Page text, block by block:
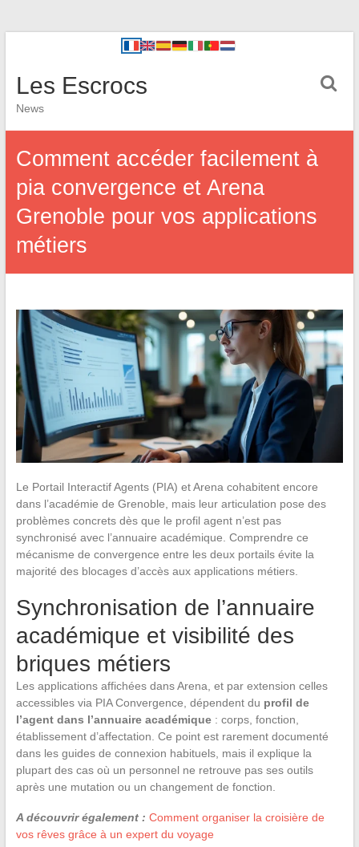
Les Escrocs
News
Comment accéder facilement à
pia convergence et Arena
Grenoble pour vos applications
métiers
Le Portail Interactif Agents (PIA) et Arena cohabitent encore
dans l’académie de Grenoble, mais leur articulation pose des
problèmes concrets dès que le profil agent n’est pas
synchronisé avec l’annuaire académique. Comprendre ce
mécanisme de convergence entre les deux portails évite la
majorité des blocages d’accès aux applications métiers.
Synchronisation de l’annuaire
académique et visibilité des
briques métiers
Les applications affichées dans Arena, et par extension celles
accessibles via PIA Convergence, dépendent du profil de
l’agent dans l’annuaire académique: corps, fonction,
établissement d’affectation. Ce point est rarement documenté
dans les guides de connexion habituels, mais il explique la
plupart des cas où un personnel ne retrouve pas ses outils
après une mutation ou un changement de fonction.
A découvrir également : Comment organiser la croisière de
vos rêves grâce à un expert du voyage